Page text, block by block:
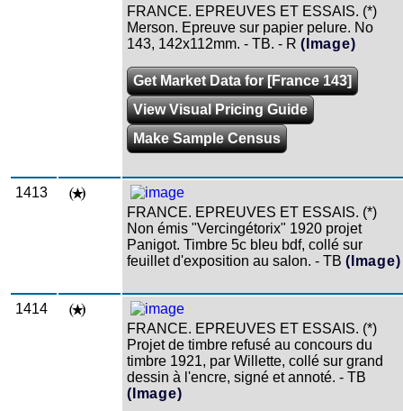
FRANCE. EPREUVES ET ESSAIS. (*)
Merson. Epreuve sur papier pelure. No
143, 142x112mm. - TB. - R (Image)
Get Market Data for [France 143]
View Visual Pricing Guide
Make Sample Census
1413
FRANCE. EPREUVES ET ESSAIS. (*)
Non émis "Vercingétorix" 1920 projet
Panigot. Timbre 5c bleu bdf, collé sur
feuillet d'exposition au salon. - TB (Image)
1414
FRANCE. EPREUVES ET ESSAIS. (*)
Projet de timbre refusé au concours du
timbre 1921, par Willette, collé sur grand
dessin à l'encre, signé et annoté. - TB
(Image)